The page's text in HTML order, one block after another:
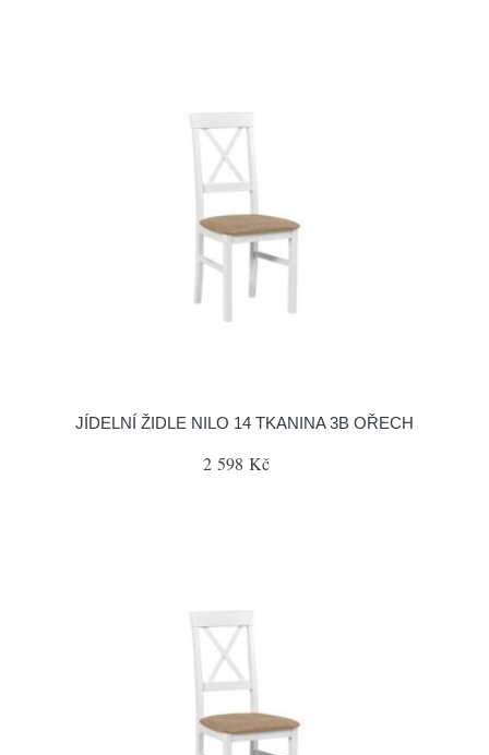
JÍDELNÍ ŽIDLE NILO 14 TKANINA 3B OŘECH
2 598 Kč